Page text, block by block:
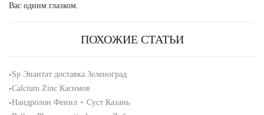
Вас одним глазком.
ПОХОЖИЕ СТАТЬИ
-Sp Энантат доставка Зеленоград
-Calcium Zinc Касимов
-Нандролон Фенил + Суст Казань